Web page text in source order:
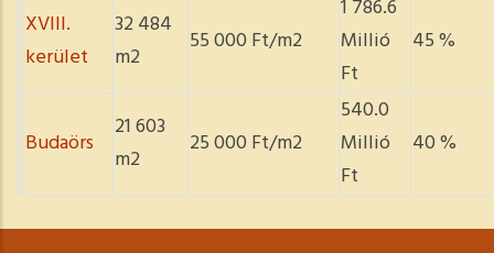
XVIII.
kerület
32 484
m2
55 000 Ft/m2
1 786.6
Millió
Ft
45 %
Budaörs
21 603
m2
25 000 Ft/m2
540.0
Millió
Ft
40 %